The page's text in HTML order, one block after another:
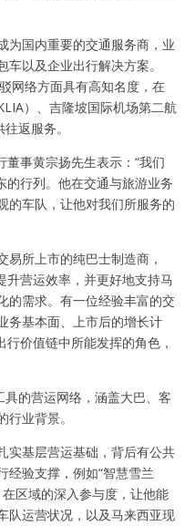
为国内重要的交通服务商，业
以及企业出行解决方案。
网络方面具有高知名度，在
）、吉隆坡国际机场第二航
返服务。
事黄宗扬先生表示：“我们
行列。他在交通与旅游业务
的车队，让他对我们所服务的
所上市的纯巴士制造商，
升营运效率，并更好地支持马
的需求。有一位经验丰富的交
务基本面、上市后的增长计
价值链中所能发挥的角色，
的营运网络，涵盖大巴、客
业背景。
实基层营运基础，背后有公共
经验支撑，例如“智慧雪兰
区域的深入参与度，让他能
队运营状况，以及马来西亚现